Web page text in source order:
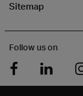
Sitemap
Follow us on